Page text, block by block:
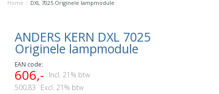
Home / DXL 7025 Originele lampmodule
ANDERS KERN DXL 7025
Originele lampmodule
EAN code:
606,-
Incl. 21% btw
500,83
Excl. 21% btw